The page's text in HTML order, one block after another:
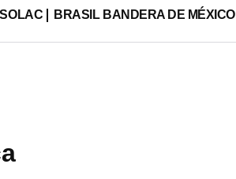
BRASIL BANDERA DE MÉXICO